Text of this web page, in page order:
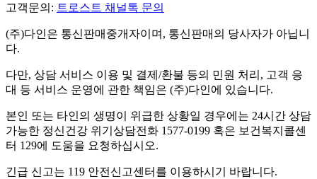
고객문의: 트로스트 채널톡 문의
(주)다인은 통신판매중개자이며, 통신판매의 당사자가 아닙니
다.
다만, 상담 서비스 이용 및 결제/환불 등의 민원 처리, 고객 응
대 등 서비스 운영에 관한 책임은 (주)다인에 있습니다.
본인 또는 타인의 생명이 위급한 상황일 경우에는 24시간 상담
가능한 정신건강 위기상담전화 1577-0199 혹은 보건복지콜센
터 129에 도움을 요청하십시오.
긴급 신고는 119 안전신고센터를 이용하시기 바랍니다.